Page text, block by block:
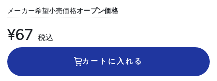
メーカー希望小売価格オープン価格
¥67 税込
カートに入れる